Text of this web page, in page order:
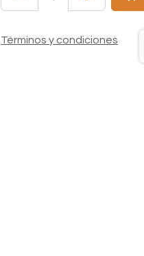
Términos y condiciones